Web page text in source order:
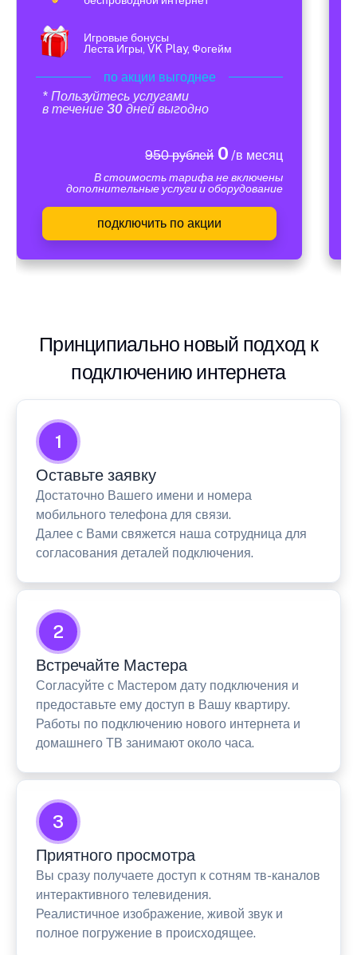
Игровые бонусы
Леста Игры, VK Play, Фогейм
по акции выгоднее
* Пользуйтесь услугами
в течение 30 дней выгодно
950 рублей0 /в месяц
В стоимость тарифа не включены
дополнительные услуги и оборудование
подключить по акции
Принципиально новый подход к
подключению интернета
1
Оставьте заявку
Достаточно Вашего имени и номера
мобильного телефона для связи.
Далее с Вами свяжется наша сотрудница для
согласования деталей подключения.
2
Встречайте Мастера
Согласуйте с Мастером дату подключения и
предоставьте ему доступ в Вашу квартиру.
Работы по подключению нового интернета и
домашнего ТВ занимают около часа.
3
Приятного просмотра
Вы сразу получаете доступ к сотням тв-каналов
интерактивного телевидения.
Реалистичное изображение, живой звук и
полное погружение в происходящее.